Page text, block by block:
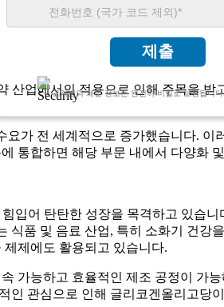
제출
고객님의 개인 정보는 완전히 비밀로 보장됩니
업에서의 적용으로 인해 주목을
가 전 세계적으로 증가했습니다.
통합하면 해당 부문 내에서 다양화
입어 탄탄한 성장을 목격하고 있습
품 및 음료 산업, 특히 소화기 건
제에도 활용되고 있습니다.
가능하고 효율적인 제조 공정이 가
인 관심으로 인해 글리코겐올리고당